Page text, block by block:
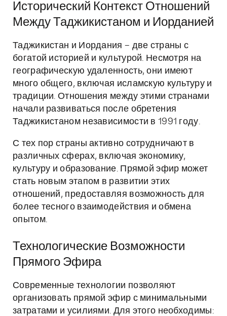
Исторический Контекст Отношений
Между Таджикистаном и Иорданией
Таджикистан и Иордания – две страны с
богатой историей и культурой. Несмотря на
географическую удаленность, они имеют
много общего, включая исламскую культуру и
традиции. Отношения между этими странами
начали развиваться после обретения
Таджикистаном независимости в 1991 году.
С тех пор страны активно сотрудничают в
различных сферах, включая экономику,
культуру и образование. Прямой эфир может
стать новым этапом в развитии этих
отношений, предоставляя возможность для
более тесного взаимодействия и обмена
опытом.
Технологические Возможности
Прямого Эфира
Современные технологии позволяют
организовать прямой эфир с минимальными
затратами и усилиями. Для этого необходимы: